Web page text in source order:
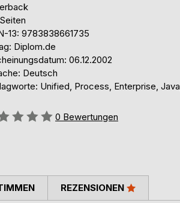
13: 9783838661735
Diplom.de
06.12.2002
Deutsch
Unified, Process, Enterprise,
0 Bewertungen
REZENSIONEN